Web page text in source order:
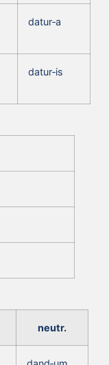
datur‑a
datur‑is
neutr.